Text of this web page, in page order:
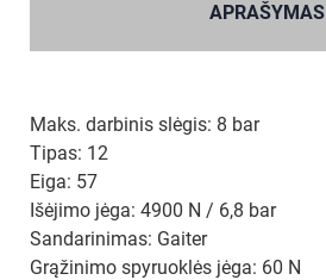
APRAŠYMAS
Maks. darbinis slėgis: 8 bar
Tipas: 12
Eiga: 57
Išėjimo jėga: 4900 N / 6,8 bar
Sandarinimas: Gaiter
Grąžinimo spyruoklės jėga: 60 N